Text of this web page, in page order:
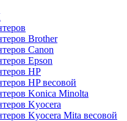
Brother
Canon
Epson
HP
HP весовой
Konica Minolta
Kyocera
Kyocera Mita весовой